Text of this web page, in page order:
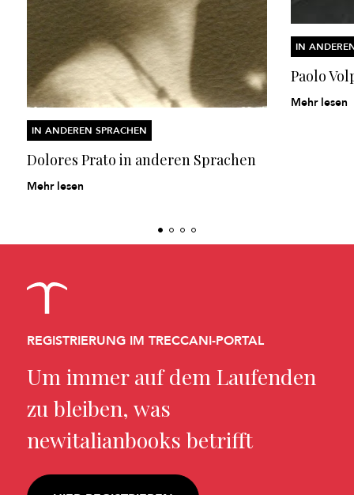
IN ANDEREN SPRACHEN
Dolores Prato in anderen Sprachen
Mehr lesen
IN
Paolo
Mehr lesen
REGISTRIERUNG IM TRECCANI-PORTAL
Um immer auf dem Laufenden
zu bleiben, was
newitalianbooks betrifft